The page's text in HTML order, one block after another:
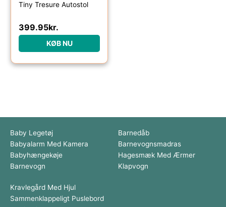
Tiny Tresure Autostol
399.95kr.
KØB NU
Baby Legetøj
Babyalarm Med Kamera
Babyhængekøje
Barnevogn
Barnedåb
Barnevognsmadras
Hagesmæk Med Ærmer
Klapvogn
Kravlegård Med Hjul
Sammenklappeligt Puslebord